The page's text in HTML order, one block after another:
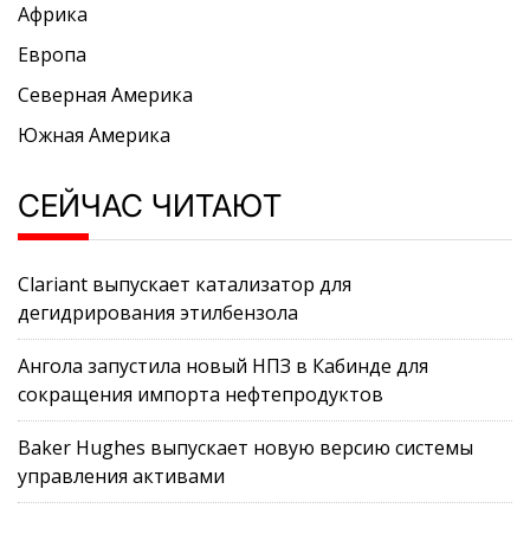
Африка
Европа
Северная Америка
Южная Америка
СЕЙЧАС ЧИТАЮТ
Clariant выпускает катализатор для
дегидрирования этилбензола
Ангола запустила новый НПЗ в Кабинде для
сокращения импорта нефтепродуктов
Baker Hughes выпускает новую версию системы
управления активами